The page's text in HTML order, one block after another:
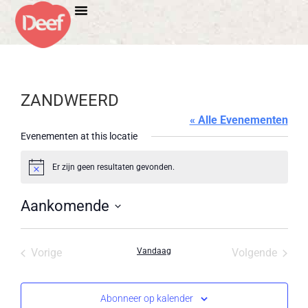
ZANDWEERD
« Alle Evenementen
Evenementen at this locatie
BerichtEr zijn geen resultaten gevonden.
Aankomende
een
VorigeEvenementen Vandaag Volgende
Abonneer op kalender